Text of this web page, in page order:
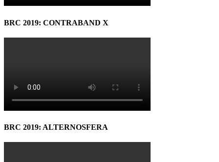
BRC 2019: CONTRABAND X
BRC 2019: ALTERNOSFERA